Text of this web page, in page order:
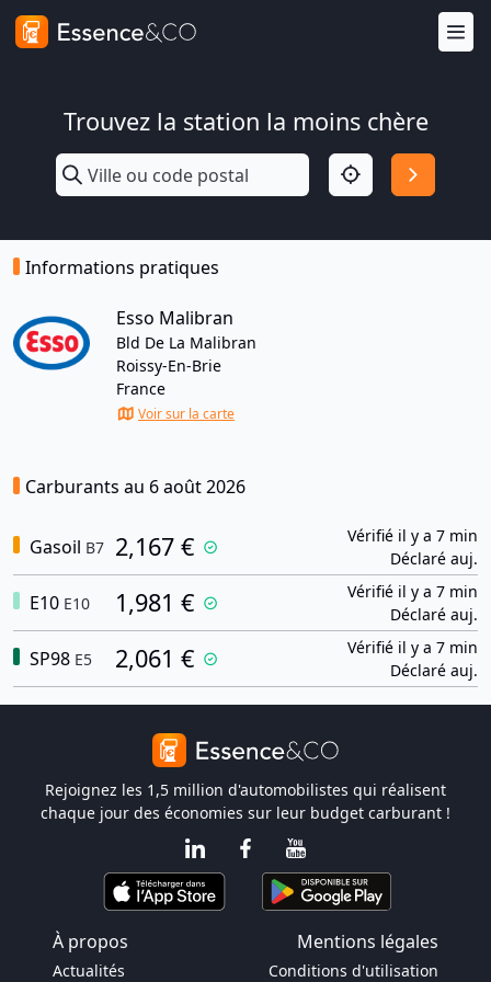
Trouvez la station la moins chère
Informations pratiques
Esso Malibran
Bld De La Malibran
Roissy-En-Brie
France
Voir sur la carte
Carburants au 6 août 2026
Gasoil B7 2,167 €
Vérifié il y a 7 min
Déclaré auj.
E10 E10 1,981 €
Vérifié il y a 7 min
Déclaré auj.
SP98 E5 2,061 €
Vérifié il y a 7 min
Déclaré auj.
Rejoignez les 1,5 million d'automobilistes qui réalisent
chaque jour des économies sur leur budget carburant !
À propos Mentions légales
Actualités Conditions d'utilisation